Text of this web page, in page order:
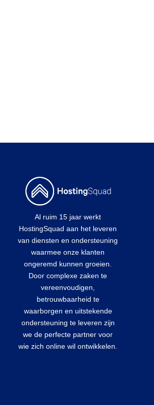
Al ruim 15 jaar werkt
HostingSquad aan het leveren
van diensten en ondersteuning
waarmee onze klanten
ongeremd kunnen groeien.
Door complexe zaken te
vereenvoudigen,
betrouwbaarheid te
waarborgen en uitstekende
ondersteuning te leveren zijn
we de perfecte partner voor
wie zich online wil ontwikkelen.